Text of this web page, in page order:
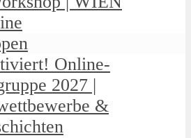
Online-
2027 |
&